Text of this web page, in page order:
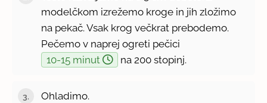
modelčkom izrežemo kroge in jih zložimo
na pekač. Vsak krog večkrat prebodemo.
Pečemo v naprej ogreti pečici
10-15 minut
na 200 stopinj.
Ohladimo.